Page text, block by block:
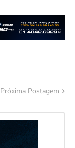
Próxima Postagem